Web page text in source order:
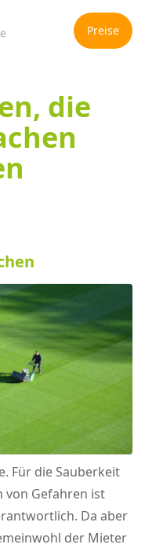
Preise
die
Für die Sauberkeit
von Gefahren ist
Da aber
der Mieter